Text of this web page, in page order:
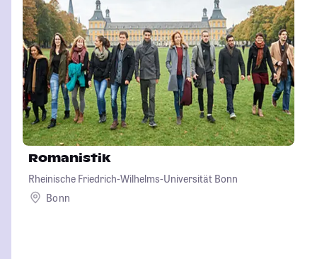
Romanistik
Rheinische Friedrich-Wilhelms-Universität Bonn
Bonn